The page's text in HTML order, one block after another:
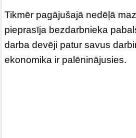
Tikmēr pagājušajā nedēļā
pieprasīja bezdarbnieka
darba devēji patur savus
ekonomika ir palēninājusies.